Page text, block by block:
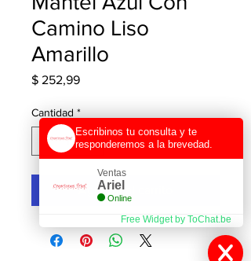
Camino Liso
Amarillo
$ 252,99Precio
Cantidad *
Agregar al carrito
Escribinos tu consulta y te
responderemos a la brevedad.
Ventas
Ariel
Online
Free Widget by ToChat.be